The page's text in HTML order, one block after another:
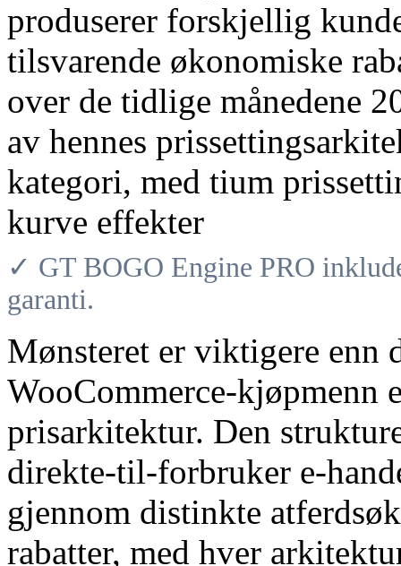
produserer forskjellig
tilsvarende økonomiske
over de tidlige månedene
av hennes
kategori, med tium
kurve effekter
✓ GT BOGO Engine PRO
garanti.
Mønsteret er viktigere enn
WooCommerce-kjøpmenn
prisarkitektur. Den
direkte-til-forbruker e-
gjennom distinkte
rabatter, med hver